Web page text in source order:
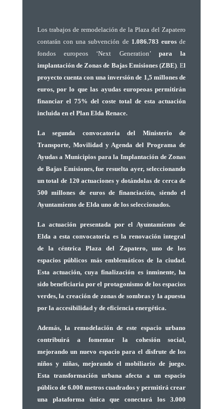
Los trabajos de remodelación de la Plaza del Zapatero
contarán con una subvención de 1.086.783 euros de
fondos europeos ‘Next Generation’ para la
implantación de Zonas de Bajas Emisiones (ZBE). El
proyecto cuenta con una inversión de 1,5 millones de
euros, por lo que las ayudas europeoas permitirán
financiar el 75% del coste total de esta actuación
incluida en el Plan Elda Renace.
La segunda convocatoria del Ministerio de
Transporte, Movilidad y Agenda del Programa de
Ayudas a Municipios para la Implantación de Zonas
de Bajas Emisiones, fue resuelta ayer, seleccionando
un total de 120 actuaciones y dotándolas de cerca de
500 millones de euros de financiación, siendo el
Ayuntamiento de Elda uno de los seleccionados.
La actuación presentada por el Ayuntamiento de
Elda a esta convocatoria es la renovación integral
de la céntrica Plaza del Zapatero, uno de los
espacios públicos más emblemáticos de la ciudad.
Esta actuación, cuya finalización es inminente, ha
sido beneficiaria por el protagonismo de los espacios
verdes, la creación de zonas de sombras y la apuesta
por la accesibilidad y de eficiencia energética.
Además, la remodelación de este espacio urbano
contribuirá a fomentar la cohesión social,
mejorando un nuevo espacio para el disfrute de los
niños y niñas, mejorando el mobiliario de juego.
Esta transformación urbana afecta a un espacio
público de 6.000 metros cuadrados y permitirá crear
una plataforma única que conectará los 3.000